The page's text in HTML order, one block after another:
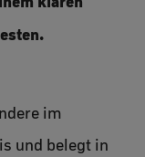
im
und belegt in